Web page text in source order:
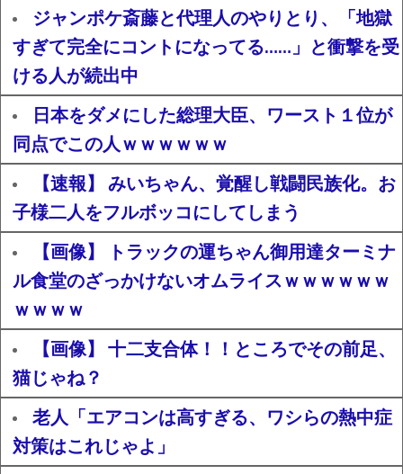
ジャンポケ斎藤と代理人のやりとり、「地獄
すぎて完全にコントになってる……」と衝撃を受
ける人が続出中
日本をダメにした総理大臣、ワースト１位が
同点でこの人ｗｗｗｗｗｗ
【速報】 みいちゃん、覚醒し戦闘民族化。お
子様二人をフルボッコにしてしまう
【画像】 トラックの運ちゃん御用達ターミナ
ル食堂のざっかけないオムライスｗｗｗｗｗｗ
ｗｗｗｗ
【画像】 十二支合体！！ところでその前足、
猫じゃね？
老人「エアコンは高すぎる、ワシらの熱中症
対策はこれじゃよ」